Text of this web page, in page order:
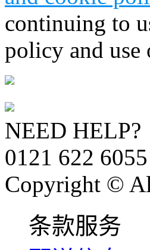
continuing to
policy and use
NEED HELP?
0121 622 6055
Copyright ©
条款服务